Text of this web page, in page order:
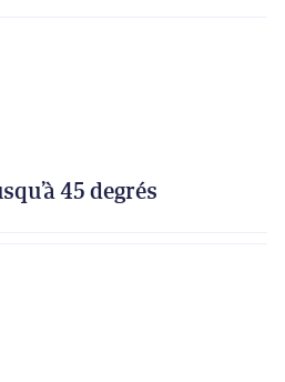
45 degrés